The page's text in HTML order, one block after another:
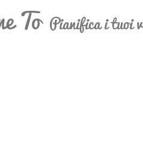
To Pianifica i tuoi